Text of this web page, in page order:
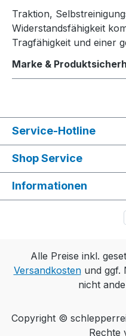
Traktion,
Widerstandsfähigkeit
Tragfähigkeit und einer
Marke &
Service-Hotline
Shop Service
Informationen
Alle Preise inkl.
Versandkostenund ggf.
nicht
Copyright ©
Rechte